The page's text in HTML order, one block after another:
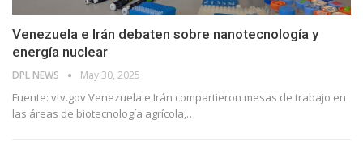
Venezuela e Irán debaten sobre nanotecnología y
energía nuclear
DPL NEWS May 30, 2025
Fuente: vtv.gov Venezuela e Irán compartieron mesas de trabajo en
las áreas de biotecnología agrícola,…